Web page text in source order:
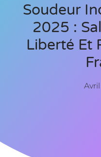
Soudeur
2025 :
Liberté Et